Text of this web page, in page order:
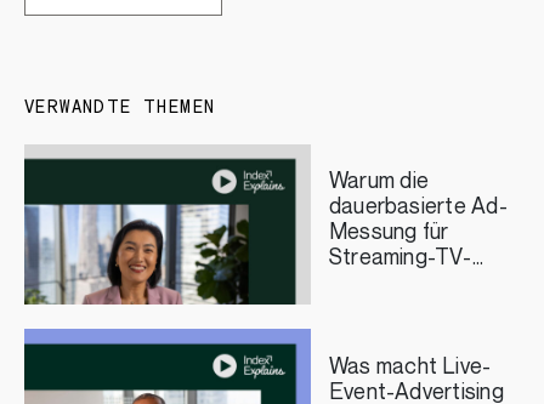
VERWANDTE THEMEN
Warum die
dauerbasierte Ad-
Messung für
Streaming-TV-
Was macht Live-
Event-Advertising